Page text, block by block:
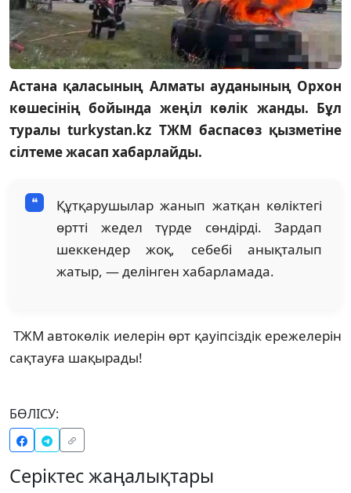
Астана қаласының Алматы ауданының Орхон
көшесінің бойында жеңіл көлік жанды. Бұл
туралы turkystan.kz ТЖМ баспасөз қызметіне
сілтеме жасап хабарлайды.
Құтқарушылар жанып жатқан көліктегі
өртті жедел түрде сөндірді. Зардап
шеккендер жоқ, себебі анықталып
жатыр, — делінген хабарламада.
ТЖМ автокөлік иелерін өрт қауіпсіздік ережелерін
сақтауға шақырады!
БӨЛІСУ:
Серіктес жаңалықтары